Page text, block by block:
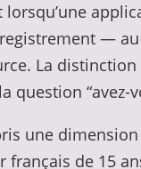
lorsqu’une
—
La
question “avez-
une
français de 15